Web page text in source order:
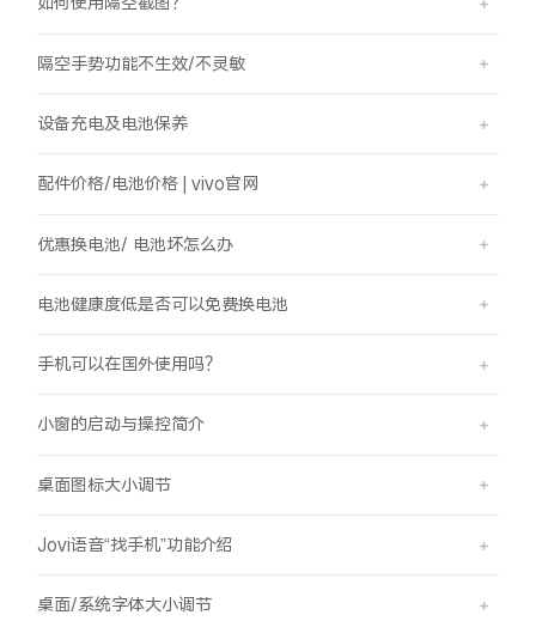
隔空手势功能不生效/不灵敏
设备充电及电池保养
配件价格/电池价格 | vivo官网
优惠换电池/ 电池坏怎么办
电池健康度低是否可以免费换电池
手机可以在国外使用吗？
小窗的启动与操控简介
桌面图标大小调节
Jovi语音“找手机”功能介绍
桌面/系统字体大小调节